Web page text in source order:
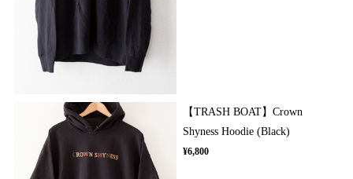
【TRASH BOAT】Crown
Shyness Hoodie (Black)
¥6,800